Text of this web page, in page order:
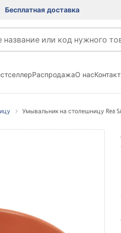
Бесплатная доставка
РаспродажаО насКонтакт
Умывальник на столешницу Rea